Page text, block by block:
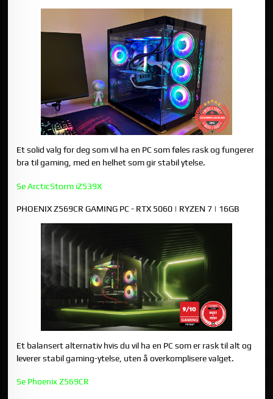
Et solid valg for deg som vil ha en PC som føles rask og fungerer
bra til gaming, med en helhet som gir stabil ytelse.
Se ArcticStorm iZ539X
PHOENIX Z569CR GAMING PC - RTX 5060 | RYZEN 7 | 16GB
Et balansert alternativ hvis du vil ha en PC som er rask til alt og
leverer stabil gaming-ytelse, uten å overkomplisere valget.
Se Phoenix Z569CR